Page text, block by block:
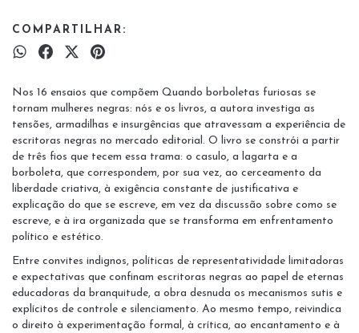
COMPARTILHAR:
Nos 16 ensaios que compõem Quando borboletas furiosas se
tornam mulheres negras: nós e os livros, a autora investiga as
tensões, armadilhas e insurgências que atravessam a experiência de
escritoras negras no mercado editorial. O livro se constrói a partir
de três fios que tecem essa trama: o casulo, a lagarta e a
borboleta, que correspondem, por sua vez, ao cerceamento da
liberdade criativa, à exigência constante de justificativa e
explicação do que se escreve, em vez da discussão sobre como se
escreve, e à ira organizada que se transforma em enfrentamento
político e estético.
Entre convites indignos, políticas de representatividade limitadoras
e expectativas que confinam escritoras negras ao papel de eternas
educadoras da branquitude, a obra desnuda os mecanismos sutis e
explícitos de controle e silenciamento. Ao mesmo tempo, reivindica
o direito à experimentação formal, à crítica, ao encantamento e à